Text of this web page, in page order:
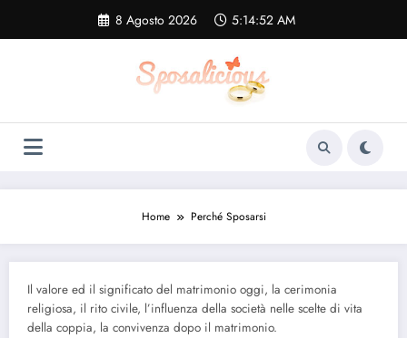
contenuto
8 Agosto 2026 5:14:53 AM
Home Perché Sposarsi
Il valore ed il significato del matrimonio oggi, la cerimonia
religiosa, il rito civile, l’influenza della società nelle scelte di vita
della coppia, la convivenza dopo il matrimonio.